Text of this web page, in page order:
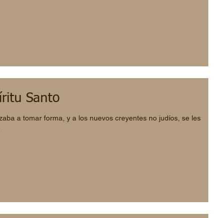
Santo
a tomar forma, y a los nuevos creyentes no judíos, se les